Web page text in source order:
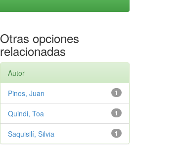
Otras opciones
relacionadas
Autor
1
Pinos, Juan
1
Quindi, Toa
1
Saquisilí, Silvia